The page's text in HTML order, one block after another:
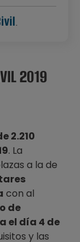
.
2019
2.210
. La
a la de
con al
de
el día 4 de
y las